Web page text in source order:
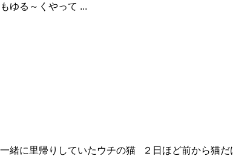
る～くやって ...
緒に里帰りしていたウチの猫 ２日ほど前から猫だ